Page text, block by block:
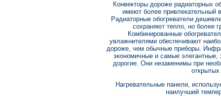
Конвекторы дороже радиаторных
имеют более привлекательный
Радиаторные обогреватели
сохраняют тепло, но
Комбинированные
увлажнителями обеспечивают
дороже, чем обычные приборы.
экономичные и самые
дорогие. Они незаменимы при
Нагревательные панели,
наилучший